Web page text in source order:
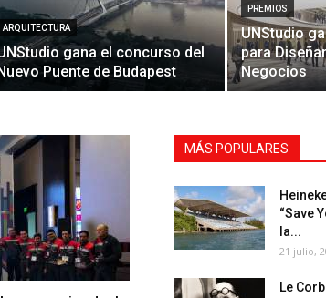
ARQUITECTURA
gana el concurso del
Puente de Budapest
PREMIOS
UNStudio
para
Negocios
MÁS POPULARES
“Save
la...
21 julio,
Le